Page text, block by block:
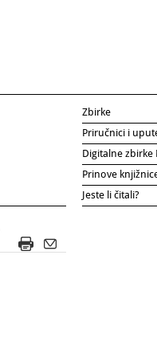
Zbirke
Priručnici i
Digitalne zbirke
Prinove
Jeste li čitali?